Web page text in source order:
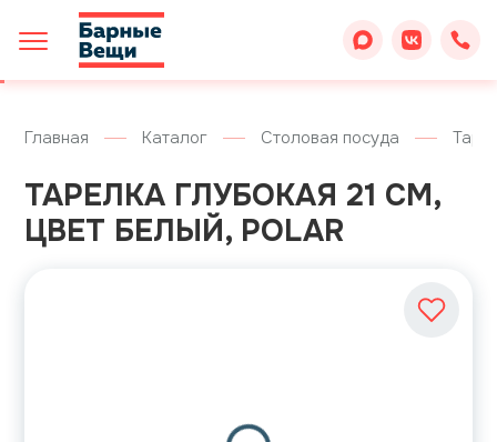
Главная Каталог Столовая посуда
ТАРЕЛКА ГЛУБОКАЯ 21 СМ,
ЦВЕТ БЕЛЫЙ, POLAR